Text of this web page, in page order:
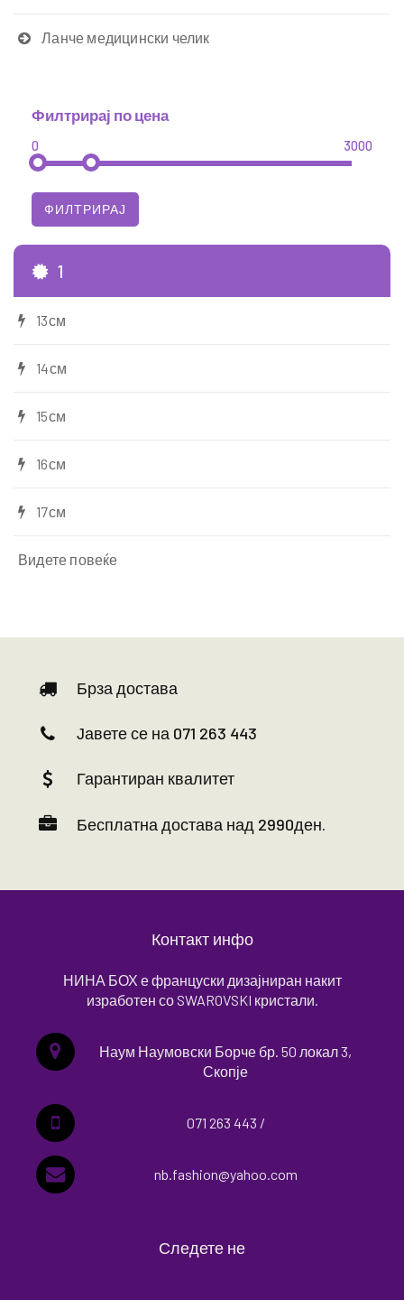
Ланче медицински челик
Филтрирај по цена
0 3000
1
13см
14см
15см
16см
17см
Видете повеќе
Брза достава
Јавете се на 071 263 443
Гарантиран квалитет
Бесплатна достава над 2990ден.
Контакт инфо
НИНА БОХ е француски дизајниран накит
изработен со SWAROVSKI кристали.
Наум Наумовски Борче бр. 50 локал 3,
Скопје
071 263 443 /
nb.fashion@yahoo.com
Следете не